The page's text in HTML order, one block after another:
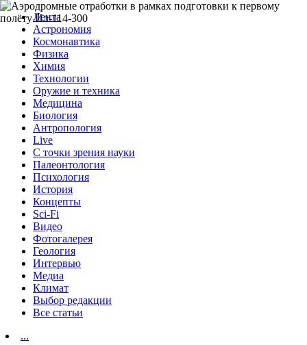
Лента
Астрономия
Космонавтика
Физика
Химия
Технологии
Оружие и техника
Медицина
Биология
Антропология
Live
С точки зрения науки
Палеонтология
Психология
История
Концепты
Sci-Fi
Видео
Фотогалерея
Геология
Интервью
Медиа
Климат
Выбор редакции
Все статьи
...